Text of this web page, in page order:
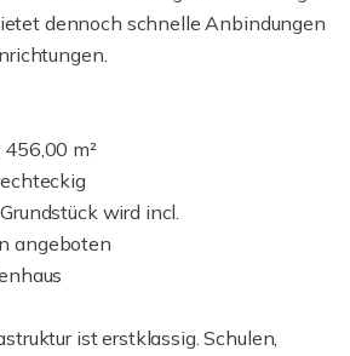
dennoch schnelle Anbindungen
456,00 m²
wird incl.
angeboten
ist erstklassig. Schulen,